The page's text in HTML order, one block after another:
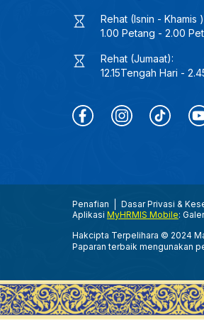
Rehat (Isnin - Khamis
1.00 Petang - 2.00
Rehat (Jumaat):
12.15Tengah Hari -
Penafian Dasar Privasi &
Aplikasi MyHRMIS Mobile:
Hakcipta Terpelihara © 2024
Paparan terbaik mengunakan